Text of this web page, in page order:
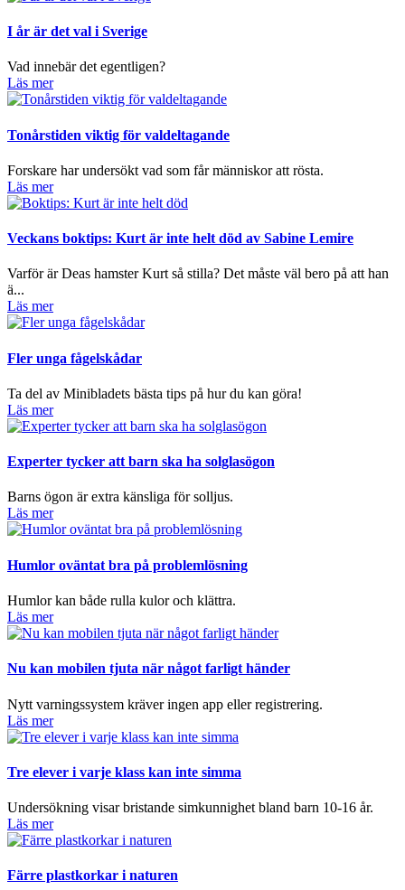
I år är det val i Sverige
Vad innebär det egentligen?
Läs mer
Tonårstiden viktig för valdeltagande
Forskare har undersökt vad som får människor att rösta.
Läs mer
Veckans boktips: Kurt är inte helt död av Sabine Lemire
Varför är Deas hamster Kurt så stilla? Det måste väl bero på att han
ä...
Läs mer
Fler unga fågelskådar
Ta del av Minibladets bästa tips på hur du kan göra!
Läs mer
Experter tycker att barn ska ha solglasögon
Barns ögon är extra känsliga för solljus.
Läs mer
Humlor oväntat bra på problemlösning
Humlor kan både rulla kulor och klättra.
Läs mer
Nu kan mobilen tjuta när något farligt händer
Nytt varningssystem kräver ingen app eller registrering.
Läs mer
Tre elever i varje klass kan inte simma
Undersökning visar bristande simkunnighet bland barn 10-16 år.
Läs mer
Färre plastkorkar i naturen